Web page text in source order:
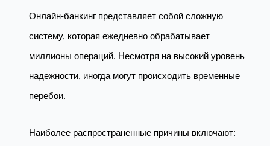
Онлайн-банкинг представляет собой сложную
систему, которая ежедневно обрабатывает
миллионы операций. Несмотря на высокий уровень
надежности, иногда могут происходить временные
перебои.
Наиболее распространенные причины включают: